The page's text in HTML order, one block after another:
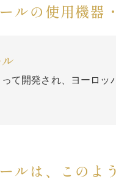
ルの使用機器
て開発され、ヨーロッ
ルは、このよ